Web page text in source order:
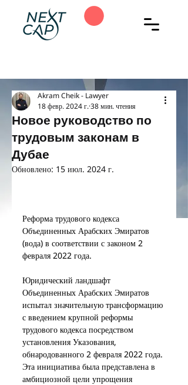
Новое руководство по
трудовым законам в
Дубае
Akram Cheik - Lawyer
18 февр. 2024 г.38 мин. чтения
Обновлено: 15 июл. 2024 г.
Реформа трудового кодекса
Объединенных Арабских Эмиратов
(вода) в соответствии с законом 2
февраля 2022 года.
Юридический ландшафт
Объединенных Арабских Эмиратов
испытал значительную трансформацию
с введением крупной реформы
трудового кодекса посредством
установления Указования,
обнародованного 2 февраля 2022 года.
Эта инициатива была представлена ​​в
амбициозной цели упрощения